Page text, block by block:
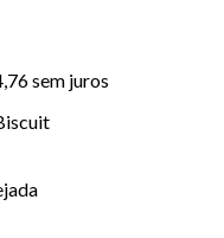
sem juros